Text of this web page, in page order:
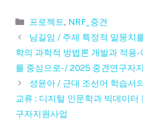
카
테
리
프로젝트, NRF_중견
남길임 / 주제 특정적 말뭉치
학의 과학적 방법론 개발과 적용-
를 중심으로- / 2025 중견연구자
성윤아 / 근대 조선어 학습서
교류 : 디지털 인문학과 빅데이터
구자지원사업